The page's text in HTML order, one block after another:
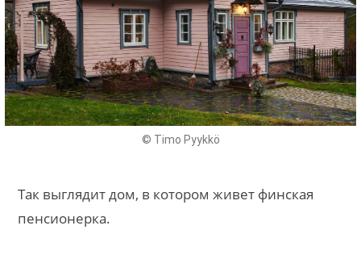
© Timo Pyykkö
Так выглядит дом, в котором живет финская
пенсионерка.